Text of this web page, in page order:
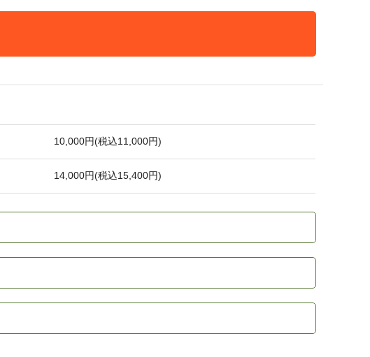
10,000円(税込11,000円)
14,000円(税込15,400円)